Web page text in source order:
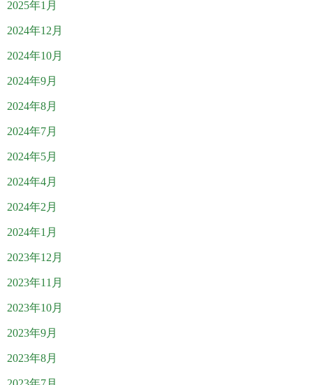
2025年1月
2024年12月
2024年10月
2024年9月
2024年8月
2024年7月
2024年5月
2024年4月
2024年2月
2024年1月
2023年12月
2023年11月
2023年10月
2023年9月
2023年8月